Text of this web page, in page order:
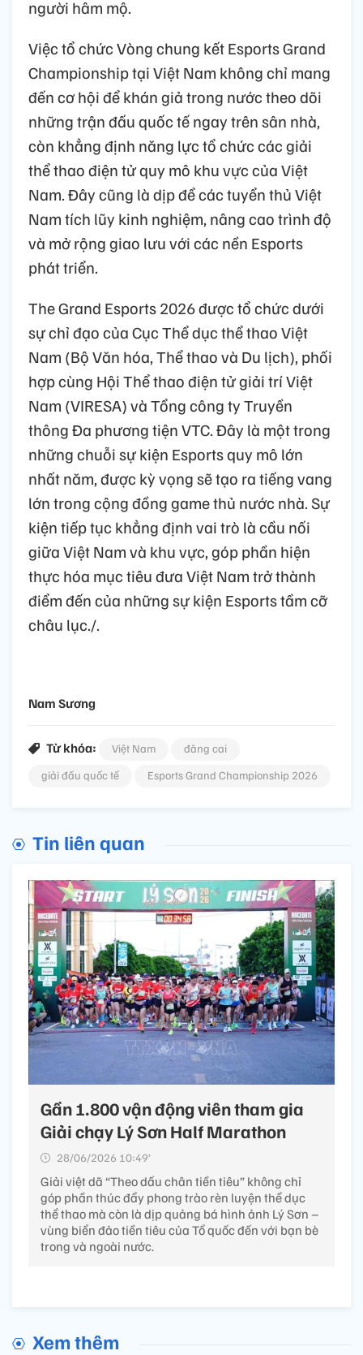
người hâm mộ.
Việc tổ chức Vòng chung kết Esports Grand
Championship tại Việt Nam không chỉ mang
đến cơ hội để khán giả trong nước theo dõi
những trận đấu quốc tế ngay trên sân nhà,
còn khẳng định năng lực tổ chức các giải
thể thao điện tử quy mô khu vực của Việt
Nam. Đây cũng là dịp để các tuyển thủ Việt
Nam tích lũy kinh nghiệm, nâng cao trình độ
và mở rộng giao lưu với các nền Esports
phát triển.
The Grand Esports 2026 được tổ chức dưới
sự chỉ đạo của Cục Thể dục thể thao Việt
Nam (Bộ Văn hóa, Thể thao và Du lịch), phối
hợp cùng Hội Thể thao điện tử giải trí Việt
Nam (VIRESA) và Tổng công ty Truyền
thông Đa phương tiện VTC. Đây là một trong
những chuỗi sự kiện Esports quy mô lớn
nhất năm, được kỳ vọng sẽ tạo ra tiếng vang
lớn trong cộng đồng game thủ nước nhà. Sự
kiện tiếp tục khẳng định vai trò là cầu nối
giữa Việt Nam và khu vực, góp phần hiện
thực hóa mục tiêu đưa Việt Nam trở thành
điểm đến của những sự kiện Esports tầm cỡ
châu lục./.
Nam Sương
Từ khóa: Việt Nam
đăng cai
giải đấu quốc tế
Esports Grand Championship 2026
Tin liên quan
Gần 1.800 vận động viên tham gia
Giải chạy Lý Sơn Half Marathon
28/06/2026 10:49’
Giải việt dã “Theo dấu chân tiền tiêu” không chỉ
góp phần thúc đẩy phong trào rèn luyện thể dục
thể thao mà còn là dịp quảng bá hình ảnh Lý Sơn –
vùng biển đảo tiền tiêu của Tổ quốc đến với bạn bè
trong và ngoài nước.
Xem thêm